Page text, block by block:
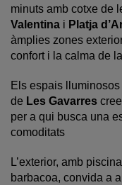
minuts amb cotxe de
Valentina i Platja
àmplies zones
confort i la calma de
Els espais
de Les Gavarres
per a qui busca una
comoditats
L’exterior, amb
barbacoa, convida a